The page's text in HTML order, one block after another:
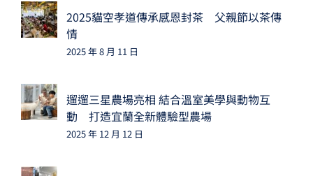
2025貓空孝道傳承感恩封茶 父親節以茶傳
情
2025 年 8 月 11 日
遛遛三星農場亮相 結合溫室美學與動物互
動 打造宜蘭全新體驗型農場
2025 年 12 月 12 日